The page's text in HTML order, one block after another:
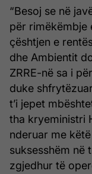
“Besoj se në
për rimëkëmbje
çështjen e
dhe Ambientit
ZRRE-në sa i
duke
t’i jepet
tha kryeministri
nderuar me
suksesshëm në
zgjedhur të